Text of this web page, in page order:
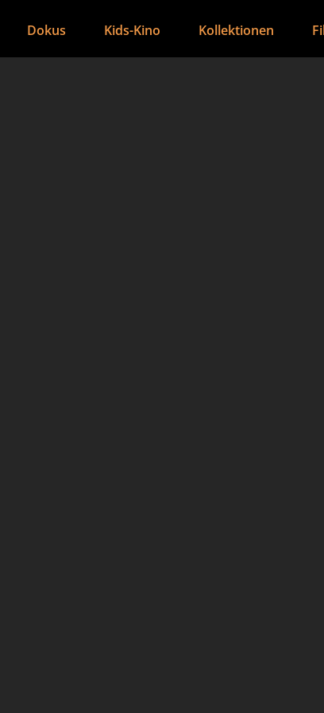
Dokus Kids-Kino Kollektionen